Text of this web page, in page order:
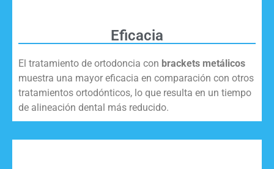
Eficacia
El tratamiento de ortodoncia con brackets metálicos
muestra una mayor eficacia en comparación con otros
tratamientos ortodónticos, lo que resulta en un tiempo
de alineación dental más reducido.